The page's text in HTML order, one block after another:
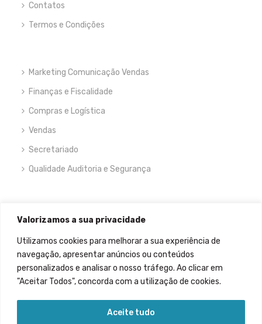
Valorizamos a sua privacidade
Utilizamos cookies para melhorar a sua experiência de
navegação, apresentar anúncios ou conteúdos
personalizados e analisar o nosso tráfego. Ao clicar em
"Aceitar Todos", concorda com a utilização de cookies.
Aceite tudo
Contatos
Termos e Condições
Marketing Comunicação Vendas
Finanças e Fiscalidade
Compras e Logística
Vendas
Secretariado
Qualidade Auditoria e Segurança